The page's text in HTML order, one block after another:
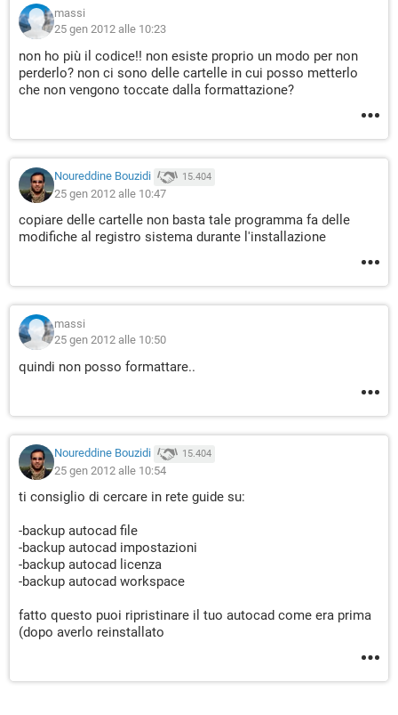
massi
25 gen 2012 alle 10:23
non ho più il codice!! non esiste proprio un modo per non
perderlo? non ci sono delle cartelle in cui posso metterlo
che non vengono toccate dalla formattazione?
Noureddine Bouzidi 15.404
25 gen 2012 alle 10:47
copiare delle cartelle non basta tale programma fa delle
modifiche al registro sistema durante l'installazione
massi
25 gen 2012 alle 10:50
quindi non posso formattare..
Noureddine Bouzidi 15.404
25 gen 2012 alle 10:54
ti consiglio di cercare in rete guide su:
-backup autocad file
-backup autocad impostazioni
-backup autocad licenza
-backup autocad workspace
fatto questo puoi ripristinare il tuo autocad come era prima
(dopo averlo reinstallato